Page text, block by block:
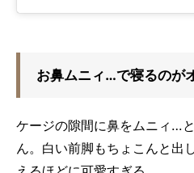
お鼻ムニィ…で寝るのが
ケージの隙間に鼻をムニィ…
ん。白い前脚もちょこんと出